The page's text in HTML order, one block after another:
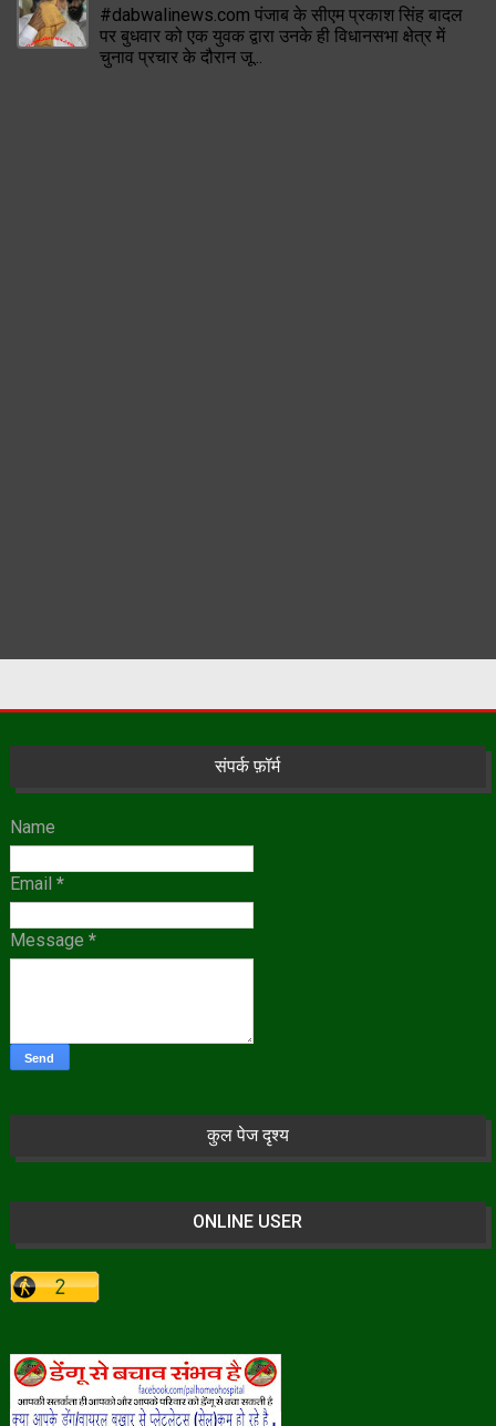
#dabwalinews.com पंजाब के सीएम प्रकाश सिंह बादल
पर बुधवार को एक युवक द्वारा उनके ही विधानसभा क्षेत्र में
चुनाव प्रचार के दौरान जू...
संपर्क फ़ॉर्म
Name
Email *
Message *
कुल पेज दृश्य
ONLINE USER